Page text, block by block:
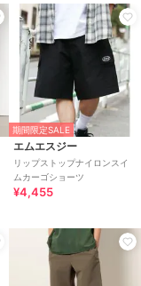
期間限定SALE
エムエスジー
リップストップナイロンスイ
ムカーゴショーツ
¥4,455